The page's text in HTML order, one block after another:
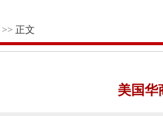
>> 正文
美国华